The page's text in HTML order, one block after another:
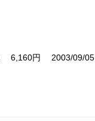
9 6,160円 2003/09/05